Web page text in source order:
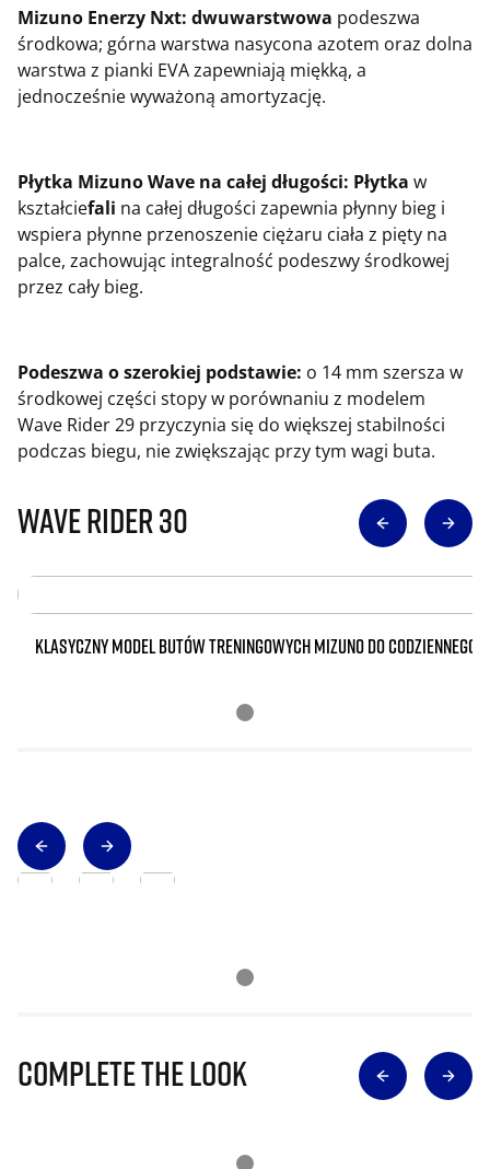
Mizuno Enerzy Nxt: dwuwarstwowa podeszwa
środkowa; górna warstwa nasycona azotem oraz dolna
warstwa z pianki EVA zapewniają miękką, a
jednocześnie wyważoną amortyzację.
Płytka Mizuno Wave na całej długości: Płytka w
kształciefali na całej długości zapewnia płynny bieg i
wspiera płynne przenoszenie ciężaru ciała z pięty na
palce, zachowując integralność podeszwy środkowej
przez cały bieg.
Podeszwa o szerokiej podstawie: o 14 mm szersza w
środkowej części stopy w porównaniu z modelem
Wave Rider 29 przyczynia się do większej stabilności
podczas biegu, nie zwiększając przy tym wagi buta.
Wave Rider 30
KLASYCZNY MODEL BUTÓW TRENINGOWYCH MIZUNO DO CODZIENNEGO
Complete The Look